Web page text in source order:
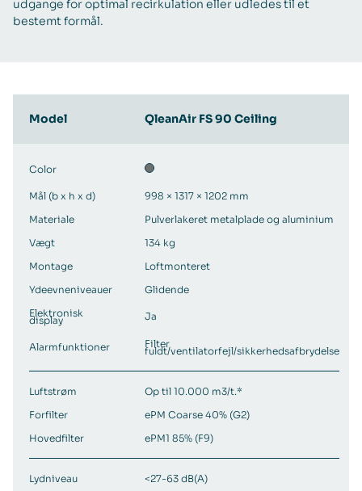
udgange for optimal recirkulation eller udledes til et
bestemt formål.
Model QleanAir FS 90 Ceiling
Color
Mål (b x h x d)
998 × 1317 × 1202 mm
Materiale
Pulverlakeret metalplade og aluminium
Vægt
134 kg
Montage
Loftmonteret
Ydeevneniveauer
Glidende
Elektronisk
display Ja
Alarmfunktioner Filter
fuldt/ventilatorfejl/sikkerhedsafbrydelse
Luftstrøm
Op til 10.000 m3/t.*
Forfilter
ePM Coarse 40% (G2)
Hovedfilter
ePM1 85% (F9)
Lydniveau
<27-63 dB(A)